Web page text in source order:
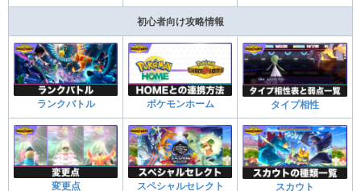
初心者向け攻略情報
ランクバトル ポケモンホーム タイプ相性
変更点 スペシャルセレクト スカウト